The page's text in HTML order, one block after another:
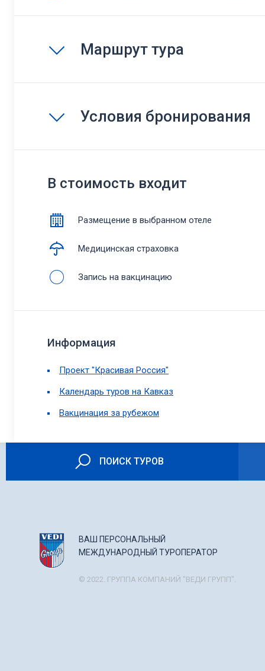
Маршрут тура
Условия бронирования
В стоимость входит
Размещение в выбранном отеле
Медицинская страховка
Запись на вакцинацию
Информация
Проект "Красивая Россия"
Календарь туров на Кавказ
Вакцинация за рубежом
ПОИСК ТУРОВ
ВАШ ПЕРСОНАЛЬНЫЙ
МЕЖДУНАРОДНЫЙ ТУРОПЕРАТОР
© 2022. ГРУППА КОМПАНИЙ "ВЕДИ ГРУПП".